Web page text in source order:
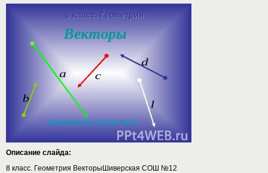
Описание слайда:
8 класс. Геометрия ВекторыШиверская СОШ №12